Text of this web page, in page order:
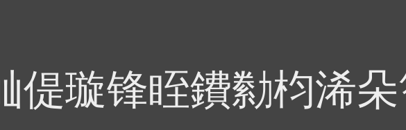
偍璇锋眰鐨勬枃浠